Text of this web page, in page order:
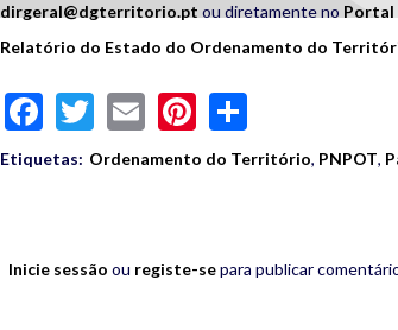
dirgeral@dgterritorio.pt ou diretamente no Portal
Relatório do Estado do Ordenamento do
Facebook
Twitter
EmailPinterest
Etiquetas: Ordenamento do Território, PNPOT,
Inicie sessão ou registe-separa publicar